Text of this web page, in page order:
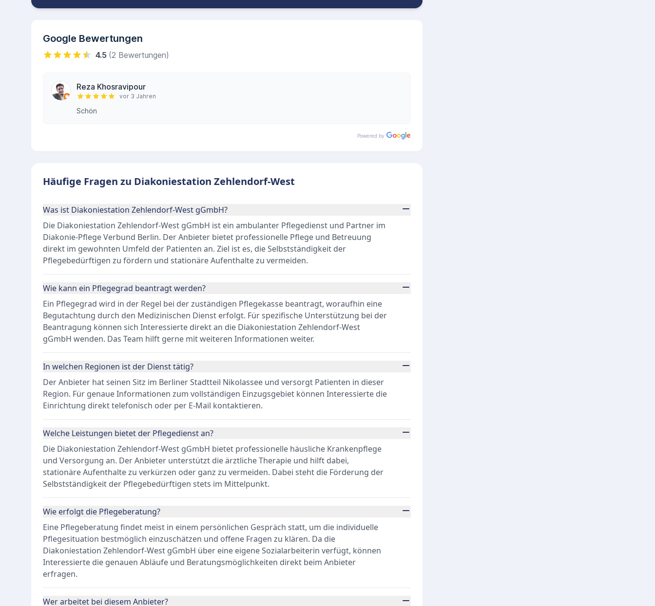
Google Bewertungen
4.5 (2 Bewertungen)
Reza Khosravipour
vor 3 Jahren
Schön
Powered by
Häufige Fragen zu Diakoniestation Zehlendorf-West
Was ist Diakoniestation Zehlendorf-West gGmbH?
Die Diakoniestation Zehlendorf-West gGmbH ist ein ambulanter Pflegedienst und Partner im
Diakonie-Pflege Verbund Berlin. Der Anbieter bietet professionelle Pflege und Betreuung
direkt im gewohnten Umfeld der Patienten an. Ziel ist es, die Selbstständigkeit der
Pflegebedürftigen zu fördern und stationäre Aufenthalte zu vermeiden.
Wie kann ein Pflegegrad beantragt werden?
Ein Pflegegrad wird in der Regel bei der zuständigen Pflegekasse beantragt, woraufhin eine
Begutachtung durch den Medizinischen Dienst erfolgt. Für spezifische Unterstützung bei der
Beantragung können sich Interessierte direkt an die Diakoniestation Zehlendorf-West
gGmbH wenden. Das Team hilft gerne mit weiteren Informationen weiter.
In welchen Regionen ist der Dienst tätig?
Der Anbieter hat seinen Sitz im Berliner Stadtteil Nikolassee und versorgt Patienten in dieser
Region. Für genaue Informationen zum vollständigen Einzugsgebiet können Interessierte die
Einrichtung direkt telefonisch oder per E-Mail kontaktieren.
Welche Leistungen bietet der Pflegedienst an?
Die Diakoniestation Zehlendorf-West gGmbH bietet professionelle häusliche Krankenpflege
und Versorgung an. Der Anbieter unterstützt die ärztliche Therapie und hilft dabei,
stationäre Aufenthalte zu verkürzen oder ganz zu vermeiden. Dabei steht die Förderung der
Selbstständigkeit der Pflegebedürftigen stets im Mittelpunkt.
Wie erfolgt die Pflegeberatung?
Eine Pflegeberatung findet meist in einem persönlichen Gespräch statt, um die individuelle
Pflegesituation bestmöglich einzuschätzen und offene Fragen zu klären. Da die
Diakoniestation Zehlendorf-West gGmbH über eine eigene Sozialarbeiterin verfügt, können
Interessierte die genauen Abläufe und Beratungsmöglichkeiten direkt beim Anbieter
erfragen.
Wer arbeitet bei diesem Anbieter?